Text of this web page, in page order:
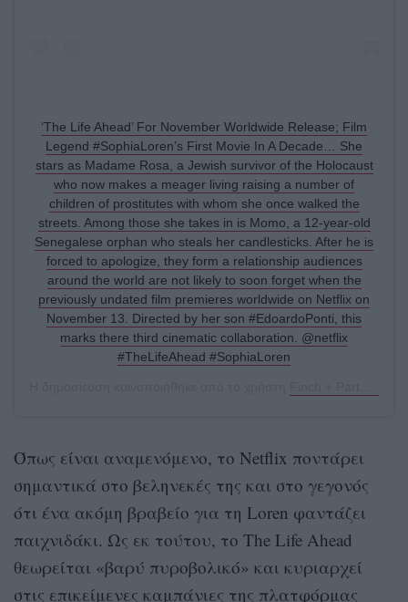
‘The Life Ahead’ For November Worldwide Release; Film
Legend #SophiaLoren’s First Movie In A Decade… She
stars as Madame Rosa, a Jewish survivor of the Holocaust
who now makes a meager living raising a number of
children of prostitutes with whom she once walked the
streets. Among those she takes in is Momo, a 12-year-old
Senegalese orphan who steals her candlesticks. After he is
forced to apologize, they form a relationship audiences
around the world are not likely to soon forget when the
previously undated film premieres worldwide on Netflix on
November 13. Directed by her son #EdoardoPonti, this
marks there third cinematic collaboration. @netflix
#TheLifeAhead #SophiaLoren
Όπως είναι αναμενόμενο, το Netflix ποντάρει
σημαντικά στο βεληνεκές της και στο γεγονός
ότι ένα ακόμη βραβείο για τη Loren φαντάζει
παιχνιδάκι. Ως εκ τούτου, το The Life Ahead
θεωρείται «βαρύ πυροβολικό» και κυριαρχεί
στις επικείμενες καμπάνιες της πλατφόρμας